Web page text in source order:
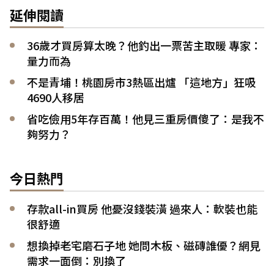
延伸閱讀
36歲才買房算太晚？他釣出一票苦主取暖 專家：
量力而為
不是青埔！桃園房市3熱區出爐 「這地方」狂吸
4690人移居
省吃儉用5年存百萬！他見三重房價傻了：是我不
夠努力？
今日熱門
存款all-in買房 他憂沒錢裝潢 過來人：軟裝也能
很舒適
想換掉老宅磨石子地 她問木板、磁磚誰優？網見
需求一面倒：別換了